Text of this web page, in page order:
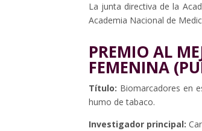
La junta directiva de la
Academia Nacional de
PREMIO AL
FEMENINA
Título: Biomarcadores en
humo de tabaco.
Investigador principal: